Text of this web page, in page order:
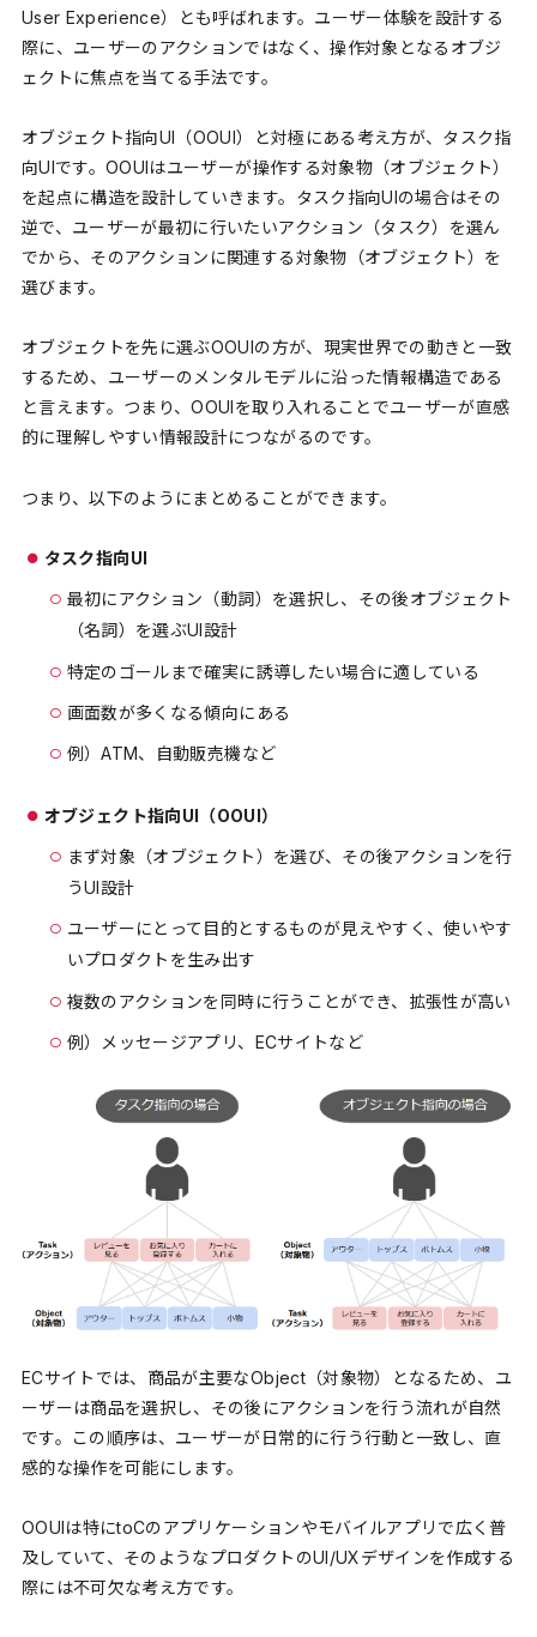
User Experience）とも呼ばれます。ユーザー体験を設計する
際に、ユーザーのアクションではなく、操作対象となるオブジ
ェクトに焦点を当てる手法です。
オブジェクト指向UI（OOUI）と対極にある考え方が、タスク指
向UIです。OOUIはユーザーが操作する対象物（オブジェクト）
を起点に構造を設計していきます。タスク指向UIの場合はその
逆で、ユーザーが最初に行いたいアクション（タスク）を選ん
でから、そのアクションに関連する対象物（オブジェクト）を
選びます。
オブジェクトを先に選ぶOOUIの方が、現実世界での動きと一致
するため、ユーザーのメンタルモデルに沿った情報構造である
と言えます。つまり、OOUIを取り入れることでユーザーが直感
的に理解しやすい情報設計につながるのです。
つまり、以下のようにまとめることができます。
タスク指向UI
最初にアクション（動詞）を選択し、その後オブジェクト
（名詞）を選ぶUI設計
特定のゴールまで確実に誘導したい場合に適している
画面数が多くなる傾向にある
例）ATM、自動販売機など
オブジェクト指向UI（OOUI）
まず対象（オブジェクト）を選び、その後アクションを行
うUI設計
ユーザーにとって目的とするものが見えやすく、使いやす
いプロダクトを生み出す
複数のアクションを同時に行うことができ、拡張性が高い
例）メッセージアプリ、ECサイトなど
ECサイトでは、商品が主要なObject（対象物）となるため、ユ
ーザーは商品を選択し、その後にアクションを行う流れが自然
です。この順序は、ユーザーが日常的に行う行動と一致し、直
感的な操作を可能にします。
OOUIは特にtoCのアプリケーションやモバイルアプリで広く普
及していて、そのようなプロダクトのUI/UXデザインを作成する
際には不可欠な考え方です。